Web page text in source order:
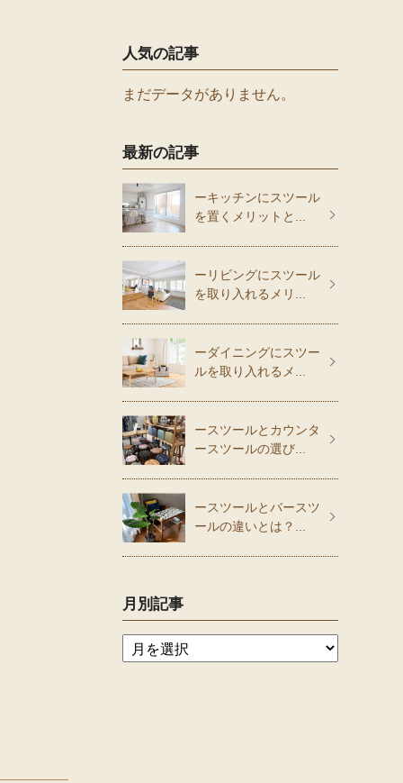
人気の記事
まだデータがありません。
最新の記事
ーキッチンにスツール
を置くメリットと...
ーリビングにスツール
を取り入れるメリ...
ーダイニングにスツー
ルを取り入れるメ...
ースツールとカウンタ
ースツールの選び...
ースツールとバースツ
ールの違いとは？...
月別記事